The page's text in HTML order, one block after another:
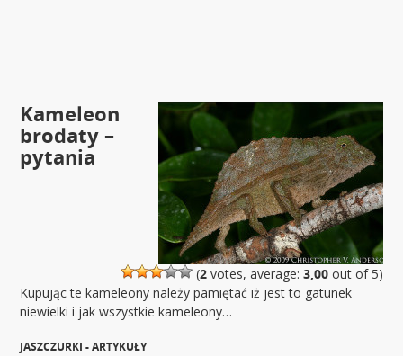
(2votes, average: 3,00out of 5)
Kameleon
brodaty –
pytania
Kupując te kameleony należy pamiętać iż jest to gatunek
niewielki i jak wszystkie kameleony…
JASZCZURKI - ARTYKUŁY